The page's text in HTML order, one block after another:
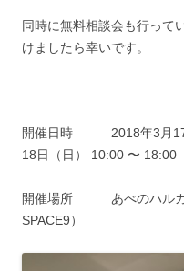
同時に無料相談会も行って
けましたら幸いです。
開催日時 2018年3月17
18日（日） 10:00 〜 18:00
開催場所 あべのハルカ
SPACE9）